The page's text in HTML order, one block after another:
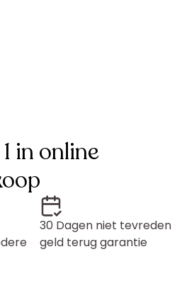
in online
30 Dagen niet tevreden
geld terug garantie